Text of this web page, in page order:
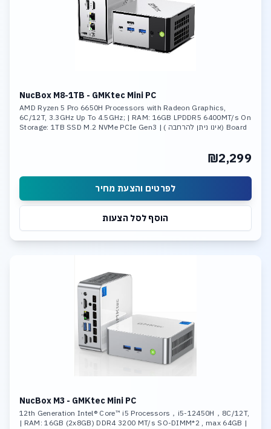
NucBox M8-1TB - GMKtec Mini PC
AMD Ryzen 5 Pro 6650H Processors with Radeon Graphics,
6C/12T, 3.3GHz Up To 4.5GHz; | RAM: 16GB LPDDR5 6400MT/s On
Board (אינו ניתן להרחבה ) | Storage: 1TB SSD M.2 NVMe PCIe Gen3
₪2,299
לפרטים והצעת מחיר
הוסף לסל הצעות
NucBox M3 - GMKtec Mini PC
12th Generation Intel® Core™ i5 Processors，i5-12450H，8C/12T,
| RAM: 16GB (2x8GB) DDR4 3200 MT/s SO-DIMM*2 , max 64GB |